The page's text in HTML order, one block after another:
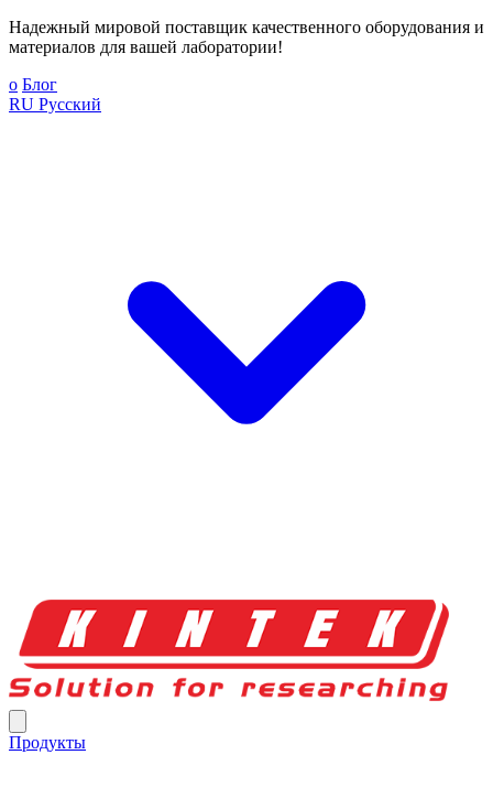
Надежный мировой поставщик качественного оборудования и
материалов для вашей лаборатории!
о Блог
RU Русский
Продукты